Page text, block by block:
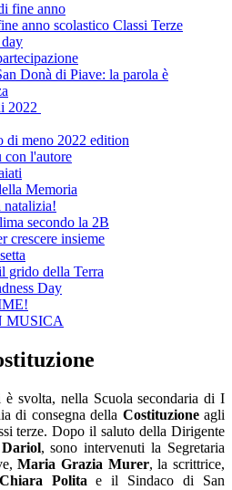
fine anno
anno scolastico Classi Terze
Donà di Piave: la parola è
2022
di meno 2022 edition
con l'autore
Memoria
natalizia!
secondo la 2B
crescere insieme
grido della Terra
Day
MUSICA
è svolta, nella Scuola secondaria di I
di consegna della Costituzioneagli
terze. Dopo il saluto della Dirigente
, sono intervenuti la Segretaria
Maria Grazia Murer, la scrittrice,
Chiara Polita e il Sindaco di San